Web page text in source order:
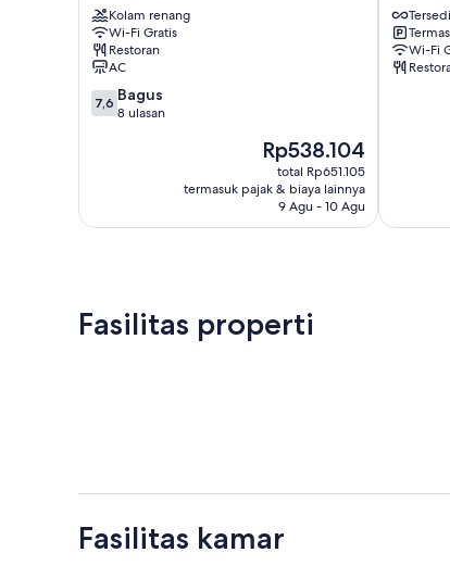
Samarinda
Kolam renang
Wi-Fi Gratis
Restoran
AC
7.6
dari
7,6 Bagus
8 ulasan
Harga
sekarang
Rp538.104
Rp538.104
total Rp651.105
termasuk pajak & biaya lainnya
9 Agu - 10 Agu
Wi-Fi
Fasilitas properti
Fasilitas kamar